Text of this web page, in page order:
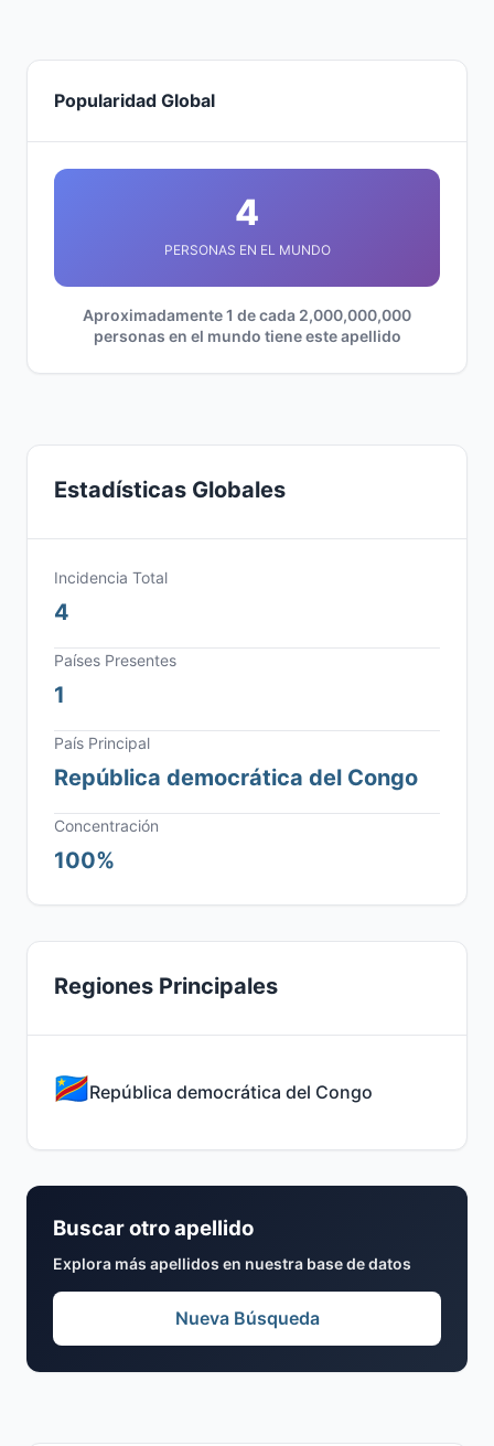
Popularidad Global
4
PERSONAS EN EL MUNDO
Aproximadamente 1 de cada 2,000,000,000
personas en el mundo tiene este apellido
Estadísticas Globales
Incidencia Total
4
Países Presentes
1
País Principal
República democrática del Congo
Concentración
100%
Regiones Principales
República democrática del Congo
Buscar otro apellido
Explora más apellidos en nuestra base de datos
Nueva Búsqueda